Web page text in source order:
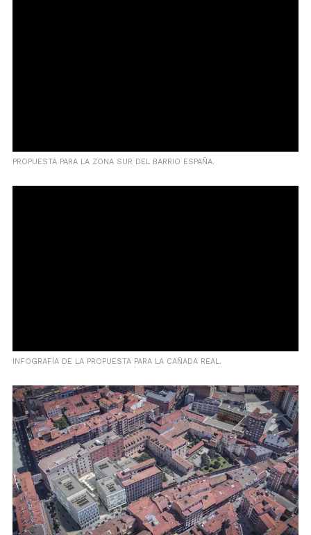
PROPUESTA PARA LA ZONA SUR DEL BARRIO ESPAÑA.
INFOGRAFÍA DE LA PROPUESTA PARA LA CAÑADA REAL.